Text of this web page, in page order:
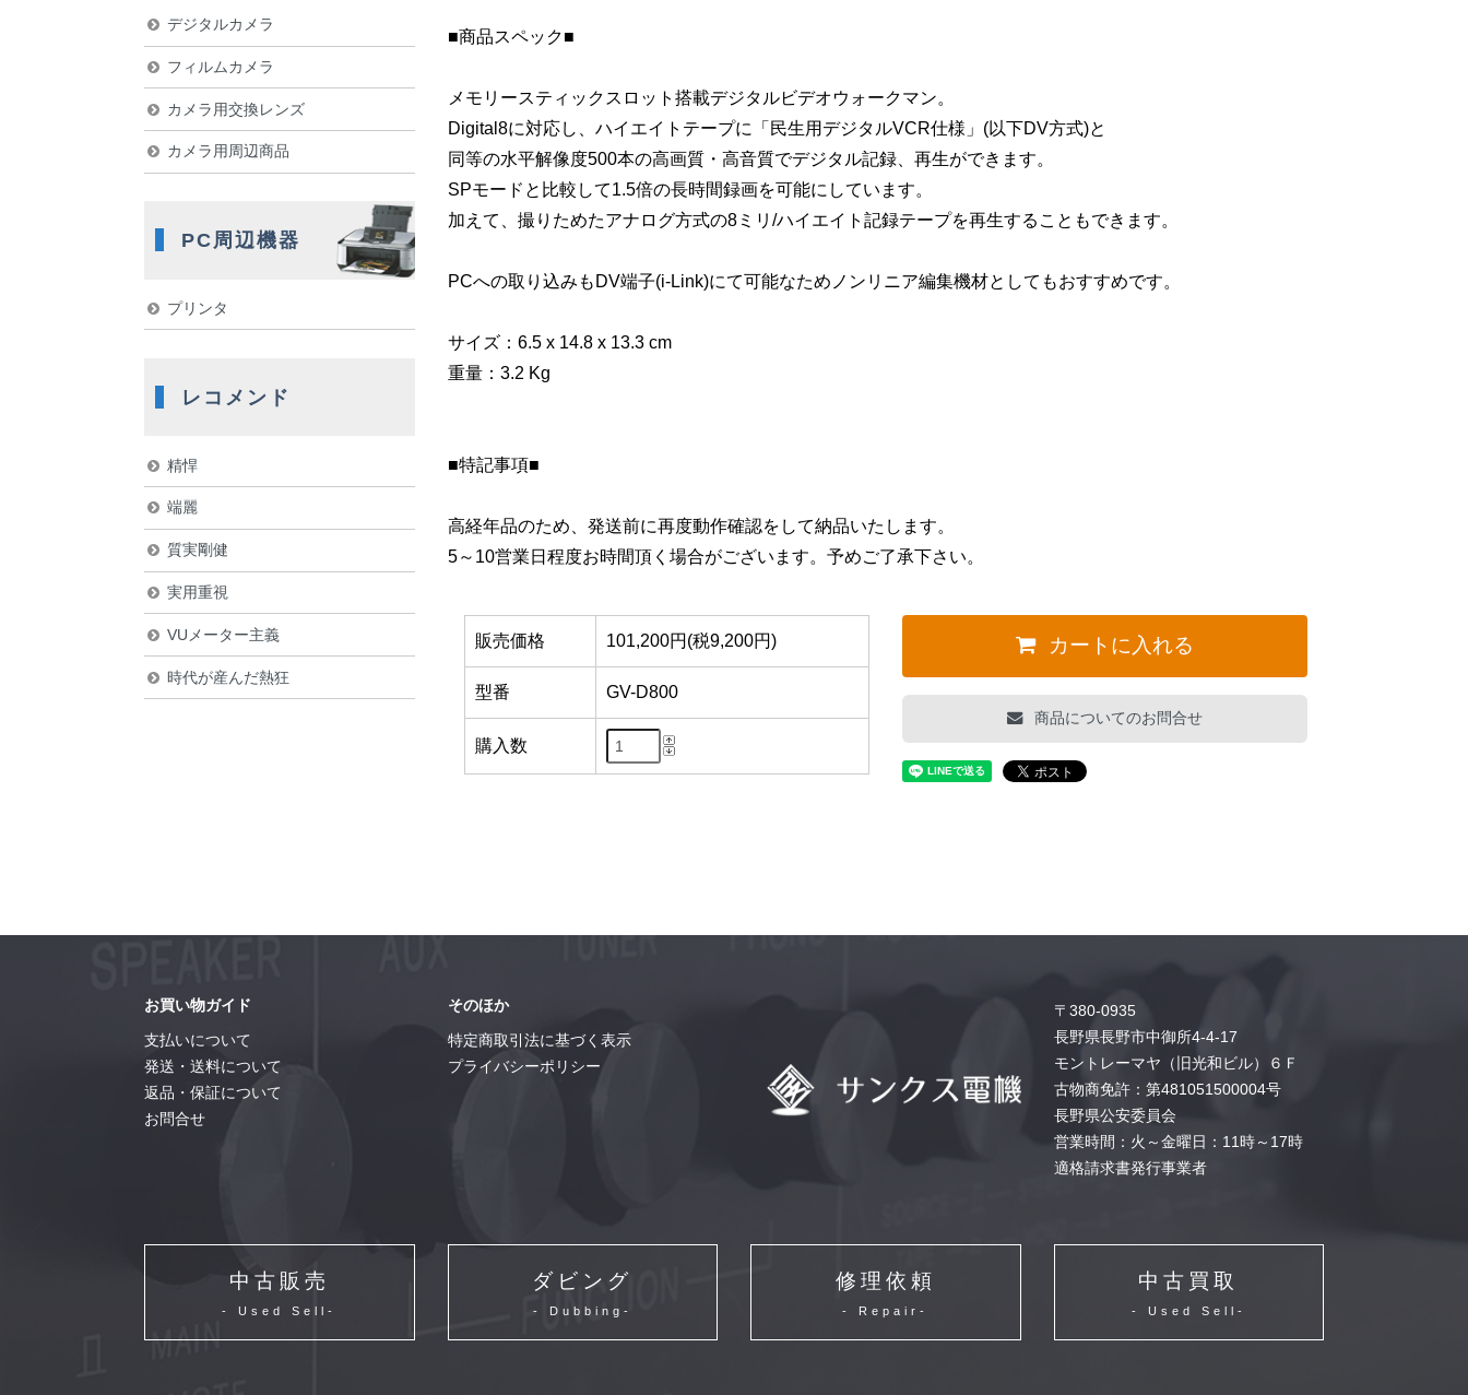
■商品スペック■
メモリースティックスロット搭載デジタルビデオウォークマン。
Digital8に対応し、ハイエイトテープに「民生用デジタルVCR仕様」(以下DV方式)と
同等の水平解像度500本の高画質・高音質でデジタル記録、再生ができます。
SPモードと比較して1.5倍の長時間録画を可能にしています。
加えて、撮りためたアナログ方式の8ミリ/ハイエイト記録テープを再生することもできます。
PCへの取り込みもDV端子(i-Link)にて可能なためノンリニア編集機材としてもおすすめです。
サイズ：6.5 x 14.8 x 13.3 cm
重量：3.2 Kg
■特記事項■
高経年品のため、発送前に再度動作確認をして納品いたします。
5～10営業日程度お時間頂く場合がございます。予めご了承下さい。
販売価格 101,200円(税9,200円)
型番 GV-D800
購入数
カートに入れる
商品についてのお問合せ
デジタルカメラ
フィルムカメラ
カメラ用交換レンズ
カメラ用周辺商品
PC周辺機器
プリンタ
レコメンド
精悍
端麗
質実剛健
実用重視
VUメーター主義
時代が産んだ熱狂
お買い物ガイド
支払いについて
発送・送料について
返品・保証について
お問合せ
そのほか
特定商取引法に基づく表示
プライバシーポリシー
〒380-0935
長野県長野市中御所4-4-17
モントレーマヤ（旧光和ビル）６Ｆ
古物商免許：第481051500004号
長野県公安委員会
営業時間：火～金曜日：11時～17時
適格請求書発行事業者
中古販売
- Used Sell-
ダビング
- Dubbing-
修理依頼
- Repair-
中古買取
- Used Sell-